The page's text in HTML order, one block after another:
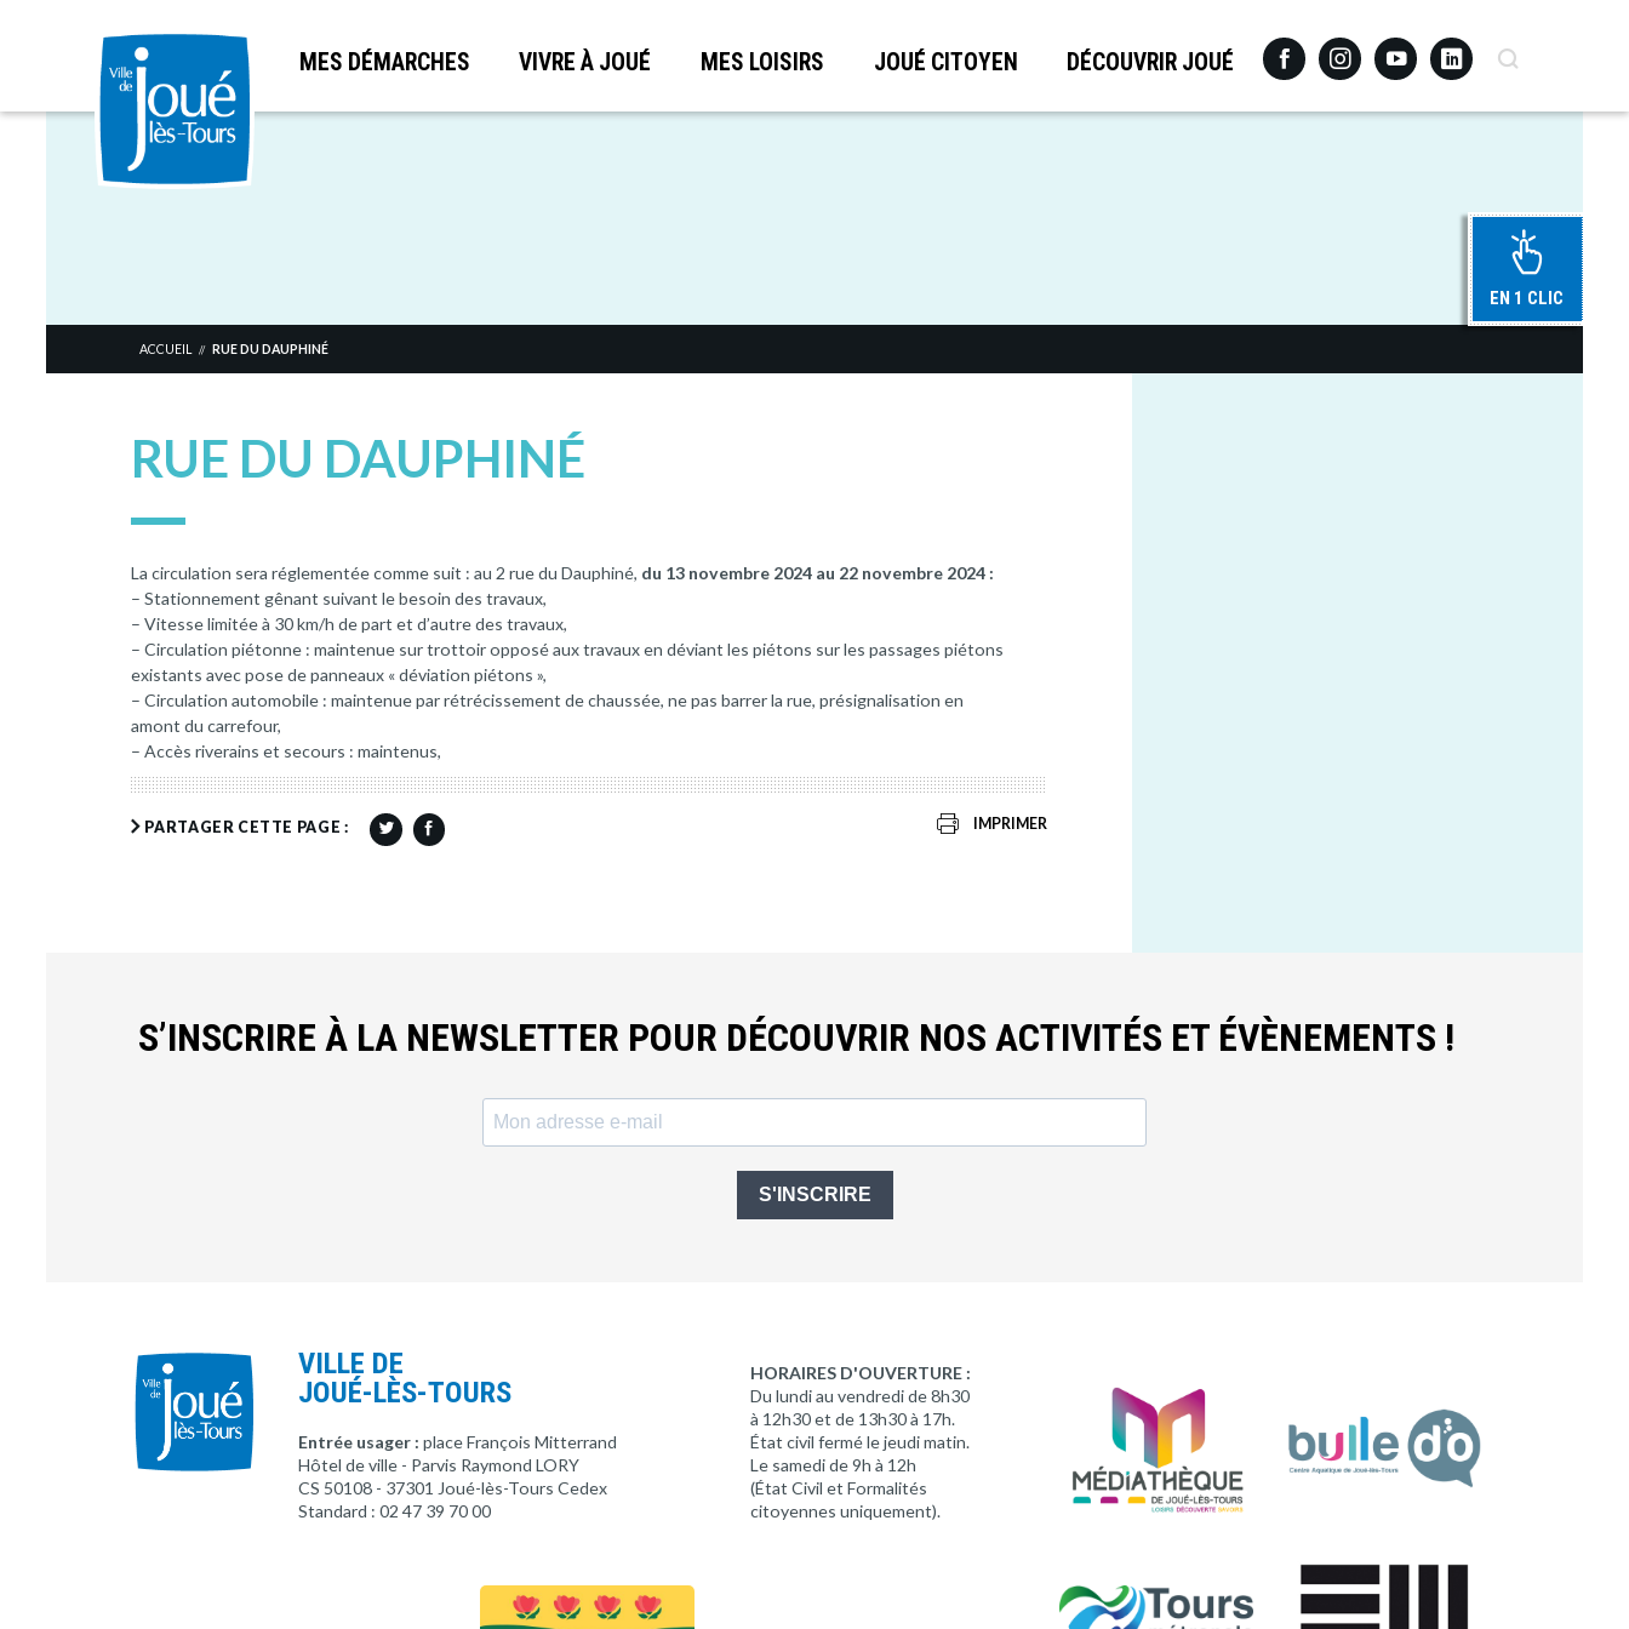
Aller
MES DÉMARCHES VIVRE À JOUÉ MES LOISIRS JOUÉ CITOYEN DÉCOUVRIR JOUÉ FacebookInstagramYoutubeLinkedinRecherche
EN 1 CLIC
ACCUEIL // RUE DU DAUPHINÉ
RUE DU DAUPHINÉ
La circulation sera réglementée comme suit : au 2 rue du Dauphiné, du 13 novembre 2024 au 22 novembre 2024 :
– Stationnement gênant suivant le besoin des travaux,
– Vitesse limitée à 30 km/h de part et d’autre des travaux,
– Circulation piétonne : maintenue sur trottoir opposé aux travaux en déviant les piétons sur les passages piétons
existants avec pose de panneaux « déviation piétons »,
– Circulation automobile : maintenue par rétrécissement de chaussée, ne pas barrer la rue, présignalisation en
amont du carrefour,
– Accès riverains et secours : maintenus,
PARTAGER CETTE PAGE : IMPRIMER
S’INSCRIRE À LA NEWSLETTER POUR DÉCOUVRIR NOS ACTIVITÉS ET ÉVÈNEMENTS !
S'INSCRIRE
VILLE DE
JOUÉ-LÈS-TOURS
Entrée usager : place François Mitterrand
Hôtel de ville - Parvis Raymond LORY
CS 50108 - 37301 Joué-lès-Tours Cedex
Standard : 02 47 39 70 00
HORAIRES D'OUVERTURE :
Du lundi au vendredi de 8h30
à 12h30 et de 13h30 à 17h.
État civil fermé le jeudi matin.
Le samedi de 9h à 12h
(État Civil et Formalités
citoyennes uniquement).